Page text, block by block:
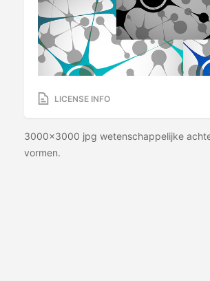
LICENSE INFO
3000x3000 jpg wetenschappelijke
vormen.